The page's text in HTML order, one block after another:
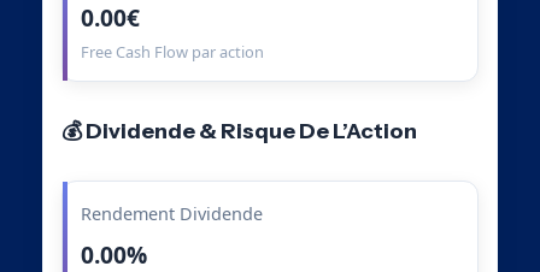
0.00€
Free Cash Flow par action
💰 Dividende & Risque De L’Action
Rendement Dividende
0.00%